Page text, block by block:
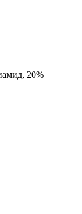
20%